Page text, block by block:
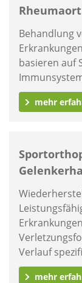
Behandlung
basieren auf
mehr
Verlauf
mehr